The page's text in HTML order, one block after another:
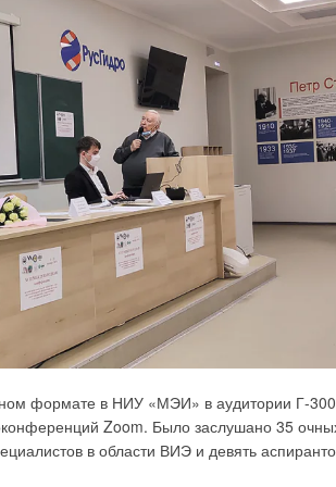
формате в НИУ «МЭИ» в аудитории Г-
Zoom. Было заслушано 35
в области ВИЭ и девять
входа (тип Д) с 1953 года. За
и производства насосов данного
название DeLium, включает более
на любые параметры и наиболее близко к
впечатляющими максимальными
ч;
требованиям по энергоэффективности,
учитывались требования к форме
также активно использовались
оптимальные параметры